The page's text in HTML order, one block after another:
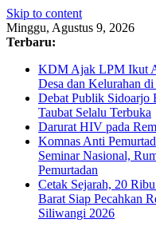
Skip to content
Minggu, Agustus 9, 2026
Terbaru:
KDM Ajak LPM Ikut
Desa dan Kelurahan
Debat Publik Sidoarjo
Taubat Selalu Terbuka
Darurat HIV pada
Komnas Anti
Seminar Nasional,
Pemurtadan
Cetak Sejarah, 20
Barat Siap Pecahkan
Siliwangi 2026